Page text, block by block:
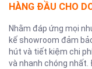
HÀNG ĐẦU CHO
Nhằm đáp ứng mọi
kế showroom đảm
hút và tiết kiệm chi
và nhanh chóng